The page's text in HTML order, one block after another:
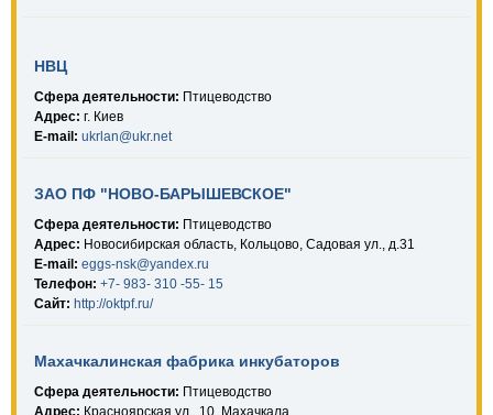
НВЦ
Сфера деятельности: Птицеводство
Адрес: г. Киев
E-mail: ukrlan@ukr.net
ЗАО ПФ "НОВО-БАРЫШЕВСКОЕ"
Сфера деятельности: Птицеводство
Адрес: Новосибирская область, Кольцово, Садовая ул., д.31
E-mail: eggs-nsk@yandex.ru
Телефон: +7- 983- 310 -55- 15
Сайт: http://oktpf.ru/
Махачкалинская фабрика инкубаторов
Сфера деятельности: Птицеводство
Адрес: Красноярская ул., 10, Махачкала